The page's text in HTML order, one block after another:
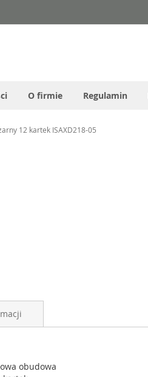
O firmie Regulamin
12 kartek ISAXD218-05
obudowa